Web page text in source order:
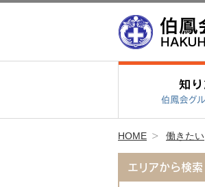
HOME 働きたい
エリアから検索